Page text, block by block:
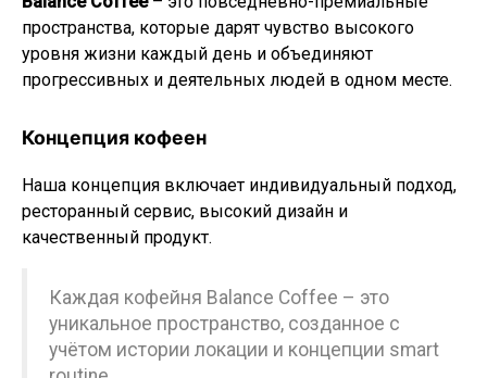
пространства, которые дарят чувство высокого
уровня жизни каждый день и объединяют
прогрессивных и деятельных людей в одном месте.
Концепция кофеен
Наша концепция включает индивидуальный подход,
ресторанный сервис, высокий дизайн и
качественный продукт.
Каждая кофейня Balance Coffee – это
уникальное пространство, созданное с
учётом истории локации и концепции smart